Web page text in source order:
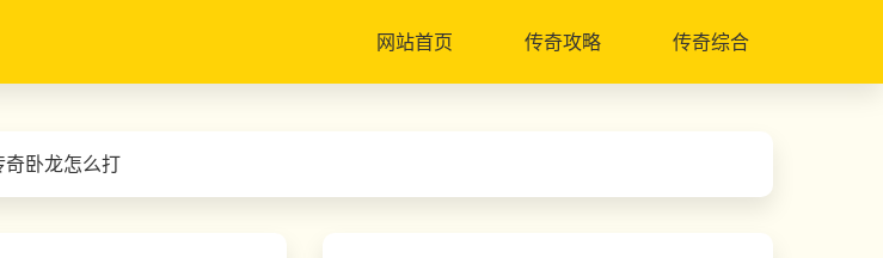
网站首页 传奇攻略 传奇综合
卧龙怎么打